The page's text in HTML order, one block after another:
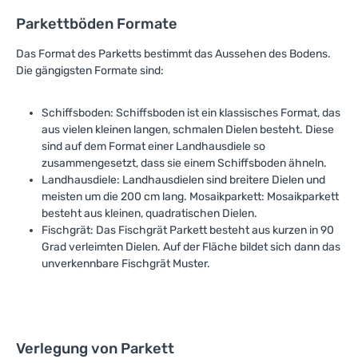
Parkettböden Formate
Das Format des Parketts bestimmt das Aussehen des Bodens.
Die gängigsten Formate sind:
Schiffsboden: Schiffsboden ist ein klassisches Format, das
aus vielen kleinen langen, schmalen Dielen besteht. Diese
sind auf dem Format einer Landhausdiele so
zusammengesetzt, dass sie einem Schiffsboden ähneln.
Landhausdiele: Landhausdielen sind breitere Dielen und
meisten um die 200 cm lang. Mosaikparkett: Mosaikparkett
besteht aus kleinen, quadratischen Dielen.
Fischgrät: Das Fischgrät Parkett besteht aus kurzen in 90
Grad verleimten Dielen. Auf der Fläche bildet sich dann das
unverkennbare Fischgrät Muster.
Verlegung von Parkett